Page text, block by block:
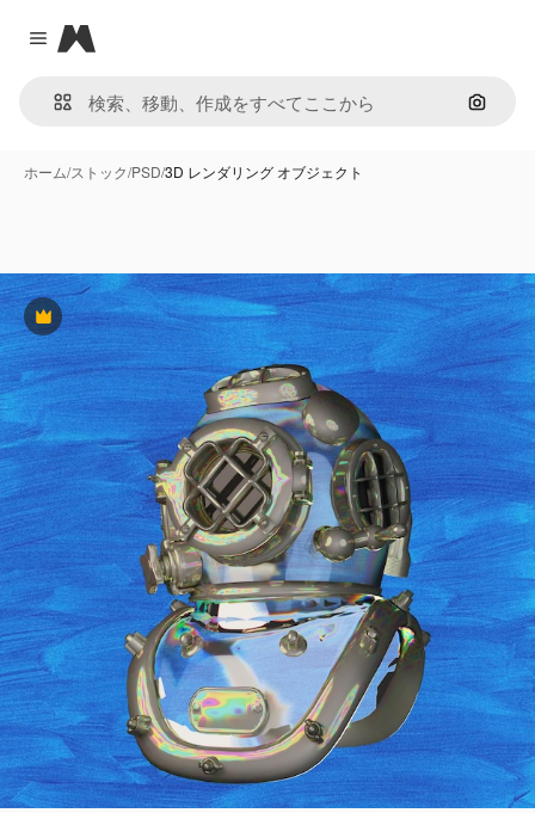
Close menu
Magnific
画像で
ホーム/ストック/PSD/3D レンダリング オブジェクト
Premium